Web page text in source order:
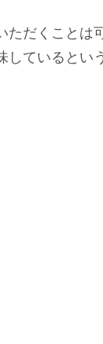
ただくこと
ているとい